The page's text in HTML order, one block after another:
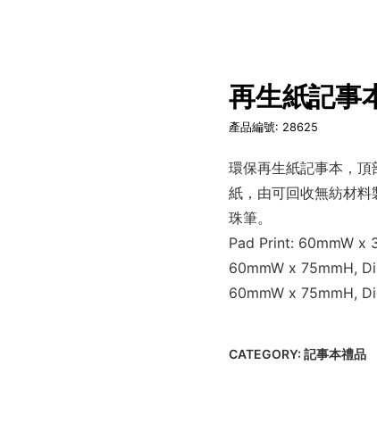
再生紙記事
產品編號: 28625
環保再生紙記事本，
紙，由可回收無紡材
珠筆。
Pad Print: 60mmW x
60mmW x 75mmH,
60mmW x 75mmH,
CATEGORY:記事本禮品